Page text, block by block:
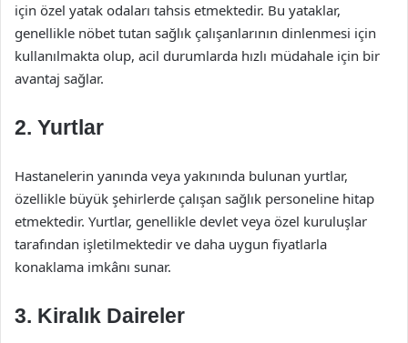
için özel yatak odaları tahsis etmektedir. Bu yataklar,
genellikle nöbet tutan sağlık çalışanlarının dinlenmesi için
kullanılmakta olup, acil durumlarda hızlı müdahale için bir
avantaj sağlar.
2. Yurtlar
Hastanelerin yanında veya yakınında bulunan yurtlar,
özellikle büyük şehirlerde çalışan sağlık personeline hitap
etmektedir. Yurtlar, genellikle devlet veya özel kuruluşlar
tarafından işletilmektedir ve daha uygun fiyatlarla
konaklama imkânı sunar.
3. Kiralık Daireler